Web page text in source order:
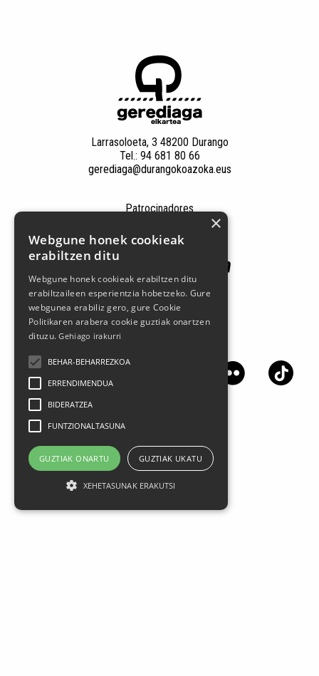
Larrasoloeta, 3 48200 Durango
Tel.: 94 681 80 66
gerediaga@durangokoazoka.eus
Patrocinadores
Síguenos en las redes sociales
×
Webgune honek cookieak
erabiltzen ditu
Webgune honek cookieak erabiltzen ditu
erabiltzaileen esperientzia hobetzeko. Gure
webgunea erabiliz gero, gure Cookie
Politikaren arabera cookie guztiak onartzen
dituzu.Gehiago irakurri
BEHAR-BEHARREZKOA
ERRENDIMENDUA
BIDERATZEA
FUNTZIONALTASUNA
GUZTIAK ONARTU GUZTIAK UKATU
XEHETASUNAK ERAKUTSI